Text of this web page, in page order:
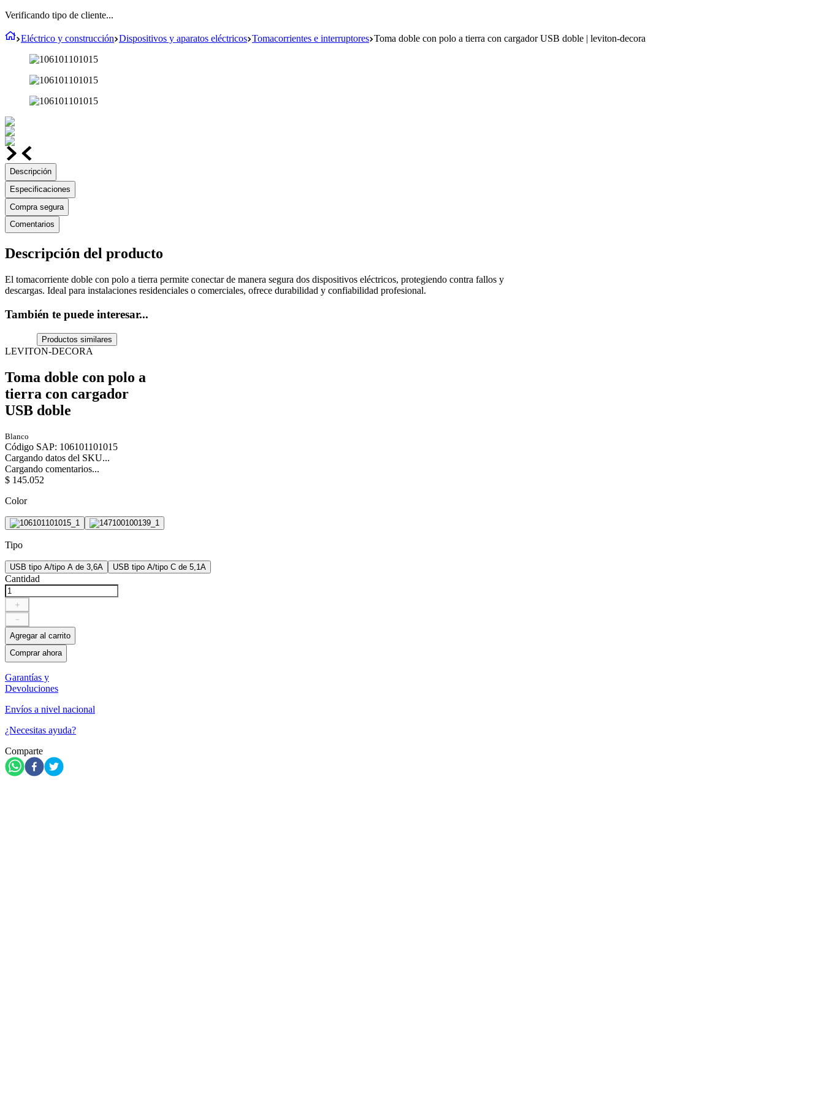
Verificando tipo de cliente...
Eléctrico y construcción Dispositivos y aparatos eléctricos Tomacorrientes e interruptores Toma doble con polo a tierra con cargador USB doble | leviton-decora
Descripción
Especificaciones
Compra segura
Comentarios
Descripción del producto
El tomacorriente doble con polo a tierra permite conectar de manera segura dos dispositivos eléctricos, protegiendo contra fallos y
descargas. Ideal para instalaciones residenciales o comerciales, ofrece durabilidad y confiabilidad profesional.
También te puede interesar...
Productos similares
LEVITON-DECORA
Toma doble con polo a
tierra con cargador
USB doble
Blanco
Código SAP: 106101101015
Cargando datos del SKU...
Cargando comentarios...
$ 145.052
Color
Tipo
USB tipo A/tipo A de 3,6A USB tipo A/tipo C de 5,1A
Cantidad
＋
－
Agregar al carrito
Comprar ahora
Garantías y
Devoluciones
Envíos a nivel nacional
¿Necesitas ayuda?
Comparte